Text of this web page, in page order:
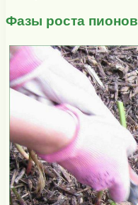
Фазы роста пионов